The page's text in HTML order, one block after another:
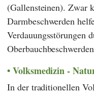
(Gallensteinen). Zwar
Darmbeschwerden
Verdauungsstörungen
Volksmedizin -
In der traditionellen